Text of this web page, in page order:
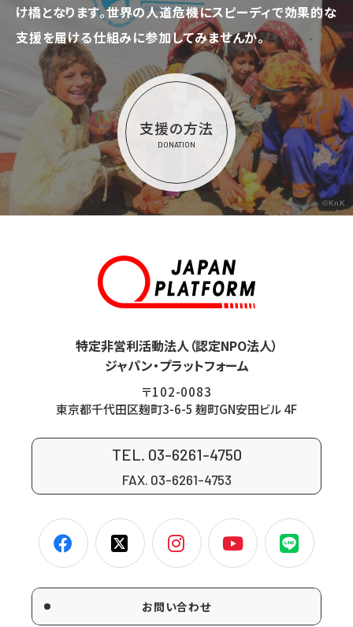
け橋となります。世界の人道危機にスピーディで効果的な
支援を届ける仕組みに参加してみませんか。
支援の方法
DONATION
©KnK
特定非営利活動法人（認定NPO法人）
ジャパン・プラットフォーム
〒102-0083
東京都千代田区麹町3-6-5 麹町GN安田ビル 4F
TEL. 03-6261-4750
FAX. 03-6261-4753
お問い合わせ